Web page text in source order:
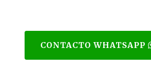
CONTACTO WHATSAPP